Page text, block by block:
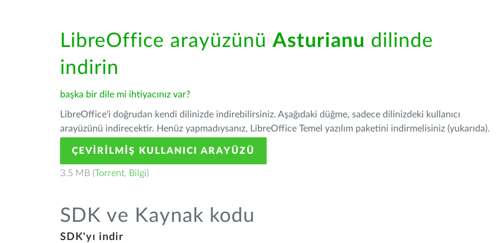
LibreOffice arayüzünü Asturianu dilinde
indirin
başka bir dile mi ihtiyacınız var?
LibreOffice'i doğrudan kendi dilinizde indirebilirsiniz. Aşağıdaki düğme, sadece dilinizdeki kullanıcı
arayüzünü indirecektir. Henüz yapmadıysanız, LibreOffice Temel yazılım paketini indirmelisiniz (yukarıda).
ÇEVIRILMIŞ KULLANICI ARAYÜZÜ
3.5 MB (Torrent, Bilgi)
SDK ve Kaynak kodu
SDK'yı indir